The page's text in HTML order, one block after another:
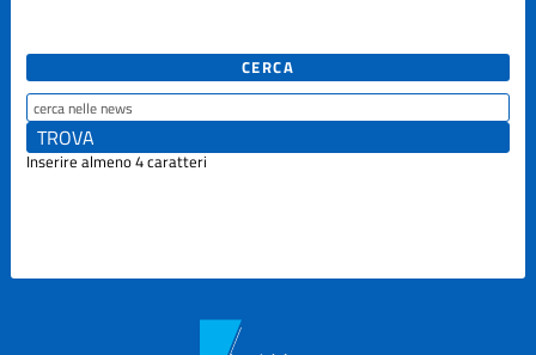
2025
La Grande
Course
CERCA
Inserire almeno 4 caratteri